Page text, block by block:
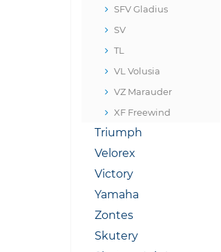
SFV Gladius
SV
TL
VL Volusia
VZ Marauder
XF Freewind
Triumph
Velorex
Victory
Yamaha
Zontes
Skutery